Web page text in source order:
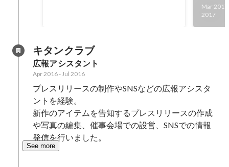
Mar 2017
2017
キタンクラブ
広報アシスタント
Apr 2016-Jul 2016
プレスリリースの制作やSNSなどの広報アシスタ
ントを経験。
新作のアイテムを告知するプレスリリースの作成
や写真の編集、催事会場での設営、SNSでの情報
発信を行いました。
See more